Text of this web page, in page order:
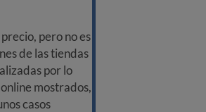
pero no es
de las tiendas
por lo
mostrados,
casos